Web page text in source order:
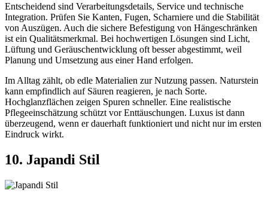
Entscheidend sind Verarbeitungsdetails, Service und technische
Integration. Prüfen Sie Kanten, Fugen, Scharniere und die Stabilität
von Auszügen. Auch die sichere Befestigung von Hängeschränken
ist ein Qualitätsmerkmal. Bei hochwertigen Lösungen sind Licht,
Lüftung und Geräuschentwicklung oft besser abgestimmt, weil
Planung und Umsetzung aus einer Hand erfolgen.
Im Alltag zählt, ob edle Materialien zur Nutzung passen. Naturstein
kann empfindlich auf Säuren reagieren, je nach Sorte.
Hochglanzflächen zeigen Spuren schneller. Eine realistische
Pflegeeinschätzung schützt vor Enttäuschungen. Luxus ist dann
überzeugend, wenn er dauerhaft funktioniert und nicht nur im ersten
Eindruck wirkt.
10. Japandi Stil